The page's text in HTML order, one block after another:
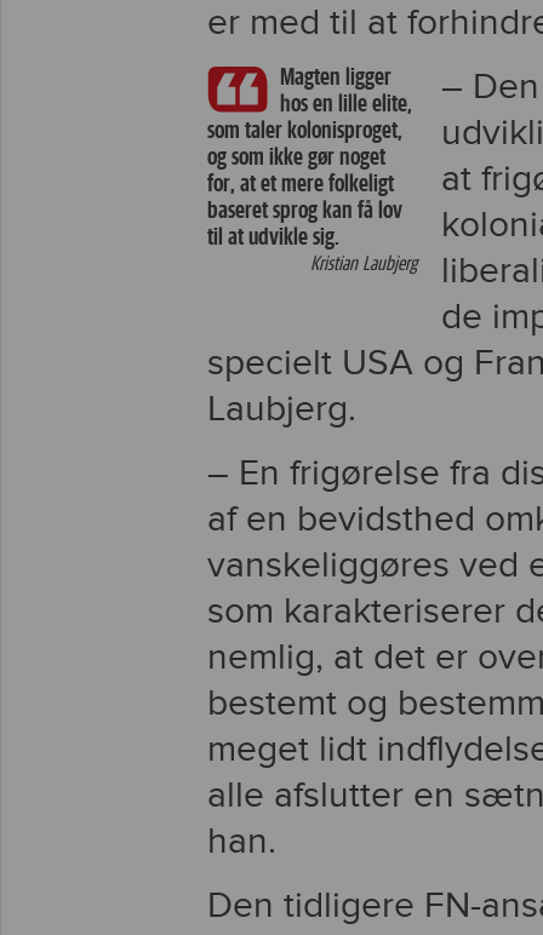
er med til at
Magten ligger
hos en lille elite,
som taler kolonisproget,
og som ikke gør noget
for, at et mere folkeligt
baseret sprog kan få lov
til at udvikle sig.
Kristian Laubjerg
–
at
de
specielt USA og
Laubjerg.
– En frigørelse fra
af en bevidsthed
vanskeliggøres ved
som karakteriserer
nemlig, at det er
bestemt og
meget lidt
alle afslutter en
han.
Den tidligere FN-